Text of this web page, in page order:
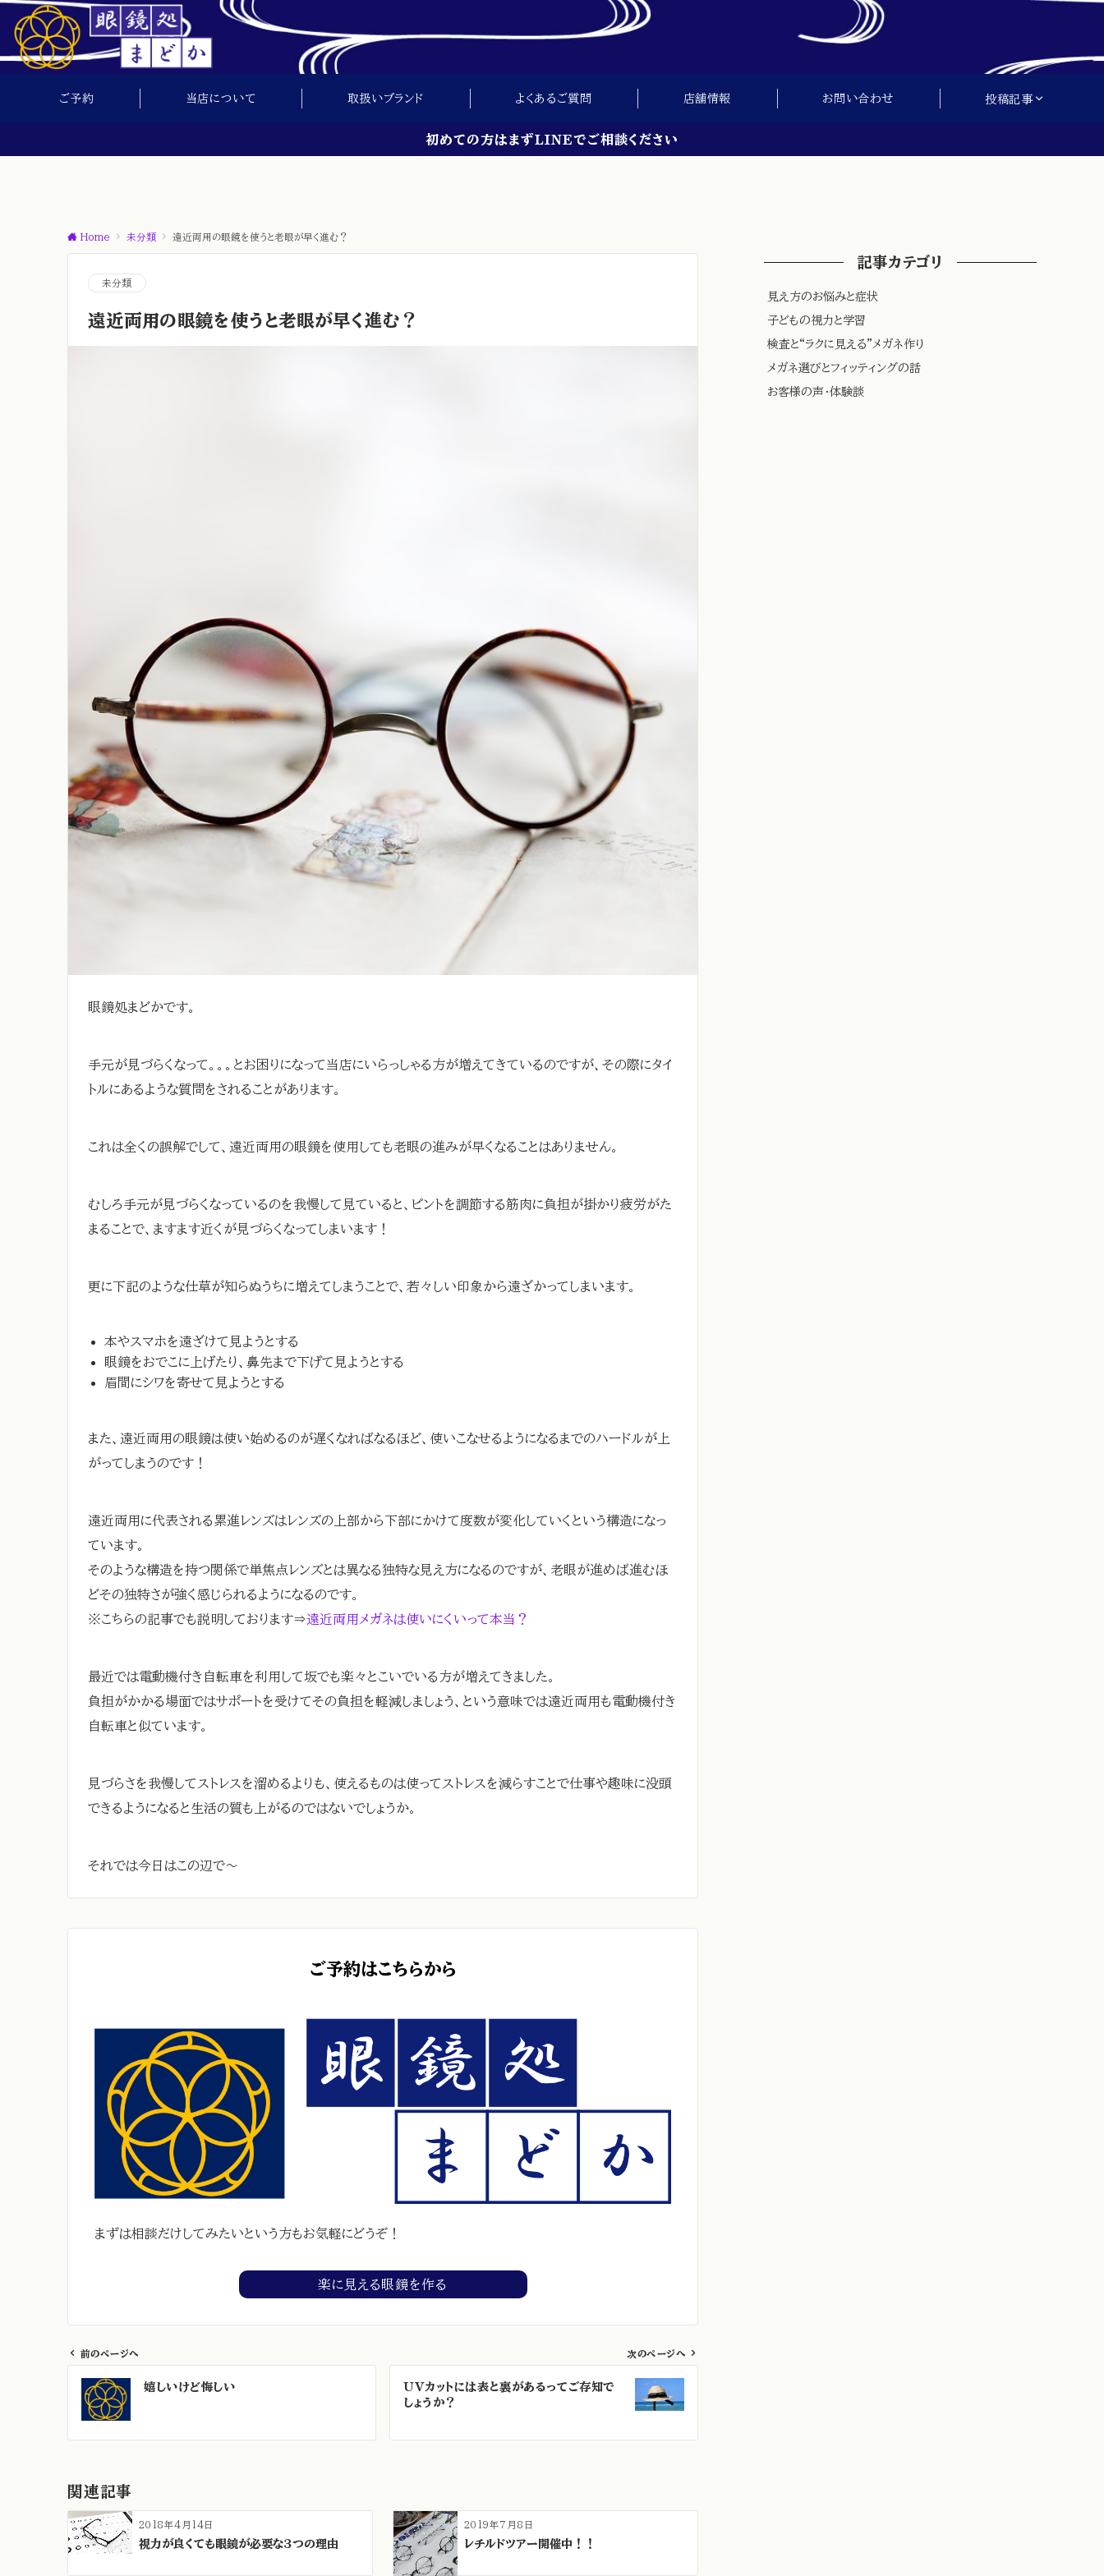
ご予約 当店について 取扱いブランド よくあるご質問 店舗情報 お問い合わせ 投稿記事
初めての方はまずLINEでご相談ください
Home 未分類 遠近両用の眼鏡を使うと老眼が早く進む？
未分類
遠近両用の眼鏡を使うと老眼が早く進む？
眼鏡処まどかです。
手元が見づらくなって。。。とお困りになって当店にいらっしゃる方が増えてきているのですが、その際にタイ
トルにあるような質問をされることがあります。
これは全くの誤解でして、遠近両用の眼鏡を使用しても老眼の進みが早くなることはありません。
むしろ手元が見づらくなっているのを我慢して見ていると、ピントを調節する筋肉に負担が掛かり疲労がた
まることで、ますます近くが見づらくなってしまいます！
更に下記のような仕草が知らぬうちに増えてしまうことで、若々しい印象から遠ざかってしまいます。
本やスマホを遠ざけて見ようとする
眼鏡をおでこに上げたり、鼻先まで下げて見ようとする
眉間にシワを寄せて見ようとする
また、遠近両用の眼鏡は使い始めるのが遅くなればなるほど、使いこなせるようになるまでのハードルが上
がってしまうのです！
遠近両用に代表される累進レンズはレンズの上部から下部にかけて度数が変化していくという構造になっ
ています。
そのような構造を持つ関係で単焦点レンズとは異なる独特な見え方になるのですが、老眼が進めば進むほ
どその独特さが強く感じられるようになるのです。
※こちらの記事でも説明しております⇒遠近両用メガネは使いにくいって本当？
最近では電動機付き自転車を利用して坂でも楽々とこいでいる方が増えてきました。
負担がかかる場面ではサポートを受けてその負担を軽減しましょう、という意味では遠近両用も電動機付き
自転車と似ています。
見づらさを我慢してストレスを溜めるよりも、使えるものは使ってストレスを減らすことで仕事や趣味に没頭
できるようになると生活の質も上がるのではないでしょうか。
それでは今日はこの辺で～
ご予約はこちらから
まずは相談だけしてみたいという方もお気軽にどうぞ！
楽に見える眼鏡を作る
シ
ョ
ン
前のページへ
嬉しいけど悔しい
次のページへ
UVカットには表と裏があるってご存知で
しょうか？
関連記事
2018年4月14日
視力が良くても眼鏡が必要な３つの理由
2019年7月8日
レチルドツアー開催中！！
記事カテゴリ
見え方のお悩みと症状
子どもの視力と学習
検査と“ラクに見える”メガネ作り
メガネ選びとフィッティングの話
お客様の声・体験談